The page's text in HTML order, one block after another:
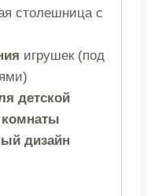
столешница с
игрушек (под
детской
дизайн